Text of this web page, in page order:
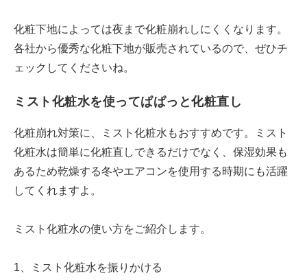
化粧下地によっては夜まで化粧崩れしにくくなります。
各社から優秀な化粧下地が販売されているので、ぜひチ
ェックしてくださいね。
ミスト化粧水を使ってぱぱっと化粧直し
化粧崩れ対策に、ミスト化粧水もおすすめです。ミスト
化粧水は簡単に化粧直しできるだけでなく、保湿効果も
あるため乾燥する冬やエアコンを使用する時期にも活躍
してくれますよ。
ミスト化粧水の使い方をご紹介します。
1、ミスト化粧水を振りかける